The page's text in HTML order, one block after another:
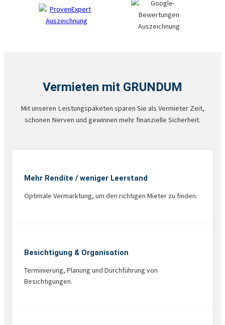
Vermieten mit GRUNDUM
Mit unseren Leistungspaketen sparen Sie als Vermieter Zeit,
schonen Nerven und gewinnen mehr finanzielle Sicherheit.
Mehr Rendite / weniger Leerstand
Optimale Vermarktung, um den richtigen Mieter zu finden.
Besichtigung & Organisation
Terminierung, Planung und Durchführung von
Besichtigungen.